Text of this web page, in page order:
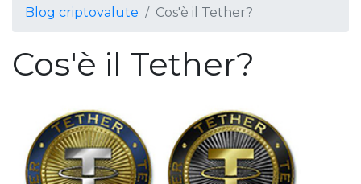
Blog criptovalute Cos'è il Tether?
Cos'è il Tether?